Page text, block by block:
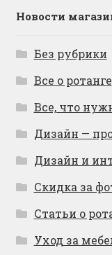
Новости
Без рубрики
Все о ротанге
Все, что
Дизайн —
Дизайн и
Скидка за
Статьи о
Уход за